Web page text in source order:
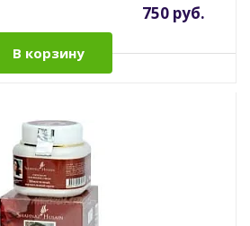
750 руб.
В корзину